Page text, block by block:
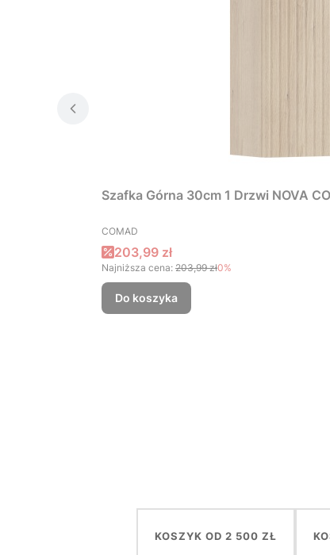
Szafka Górna 30cm 1 Drzwi NOVA
PRODUCENT
COMAD
Cena promocyjna
203,99 zł
Najniższa cena: 203,99 zł0%
Do koszyka
KOSZYK OD 2 500 ZŁ